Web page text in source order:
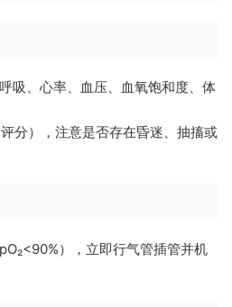
吸、心率、血压、血氧饱和度、体
分），注意是否存在昏迷、抽搐或
），立即行气管插管并机